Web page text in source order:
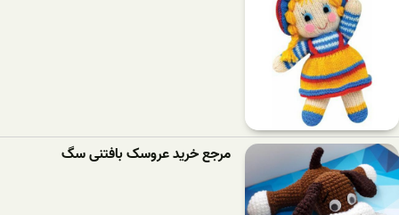
مرجع خرید عروسک بافتنی سگ